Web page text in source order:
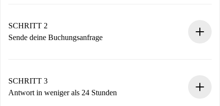
Du erhältst alle notwendigen Informationen im Voraus.
SCHRITT 2
Sende deine Buchungsanfrage
Denk daran, dass wir dich erst belasten, wenn der
Vermieter zustimmt.
SCHRITT 3
Antwort in weniger als 24 Stunden